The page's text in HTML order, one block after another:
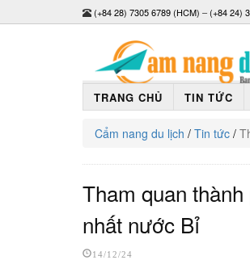
(+84 28) 7305 6789 (HCM) –(+84 24)
TRANG CHỦ TIN TỨC
Cẩm nang du lịch / Tin tức /
Tham quan
nhất nước Bỉ
14/12/24